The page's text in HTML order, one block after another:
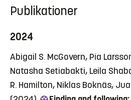
Publikationer
2024
Abigail S. McGovern, Pia
Natasha Setiabakti, Leila
R. Hamilton, Niklas Boknäs,